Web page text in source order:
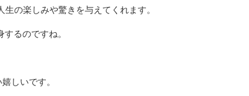
の楽しみや驚きを与えてくれます。
るのですね。
しいです。